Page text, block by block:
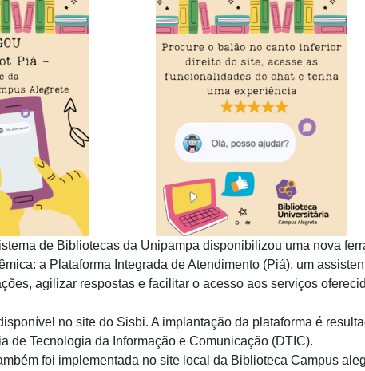
de Bibliotecas da Unipampa disponibilizou uma nova
a Plataforma Integrada de Atendimento (Piá), um
agilizar respostas e facilitar o acesso aos serviços
no site do Sisbi. A implantação da plataforma é
de Tecnologia da Informação e Comunicação (DTIC).
foi implementada no site local da Biblioteca Campus